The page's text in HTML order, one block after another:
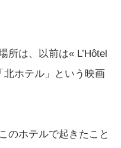
所は、以前は« L’Hôtel
ホテル」という映画
のホテルで起きたこと